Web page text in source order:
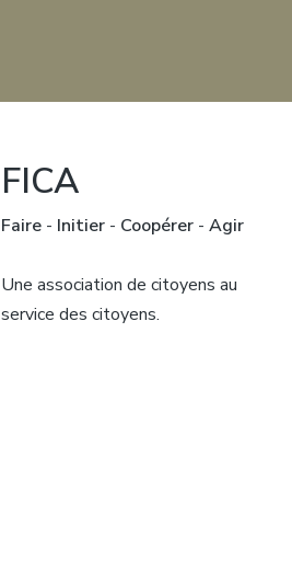
FICA
Faire- Initier- Coopérer- Agir
Une association de citoyens au
service des citoyens.